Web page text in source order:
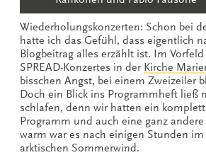
Wiederholungskonzerten: Schon bei
hatte ich das Gefühl, dass eigentlich
Blogbeitrag alles erzählt ist. Im
SPREAD-Konzertes in der Kirche
bisschen Angst, bei einem Zweizeiler
Doch ein Blick ins Programmheft ließ
schlafen, denn wir hatten ein
Programm und auch eine ganz
warm war es nach einigen Stunden
arktischen Sommerwind.